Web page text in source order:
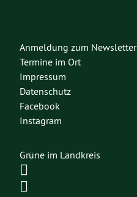
Anmeldung zum Newsletter
Termine im Ort
Impressum
Datenschutz
Facebook
Instagram
Grüne im Landkreis